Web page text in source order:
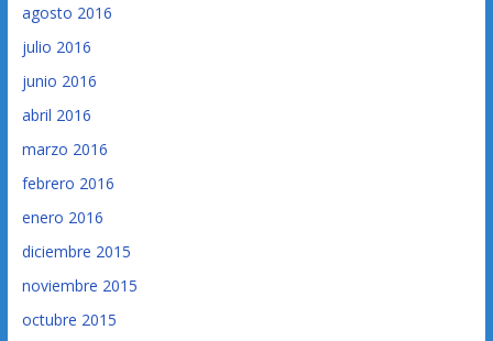
agosto 2016
julio 2016
junio 2016
abril 2016
marzo 2016
febrero 2016
enero 2016
diciembre 2015
noviembre 2015
octubre 2015